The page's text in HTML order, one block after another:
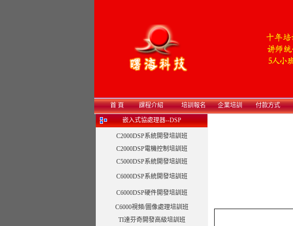
首 頁
課程介紹 培訓報名 企業培訓 付款方式
嵌入式協處理器--DSP
C2000DSP系統開發培訓班
C2000DSP電機控制培訓班
C5000DSP系統開發培訓班
C6000DSP系統開發培訓班
C6000DSP硬件開發培訓班
C6000視頻/圖像處理培訓班
TI達芬奇開發高級培訓班